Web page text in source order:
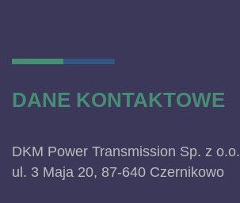
DANE KONTAKTOWE
DKM Power Transmission Sp. z o.o.
ul. 3 Maja 20, 87-640 Czernikowo